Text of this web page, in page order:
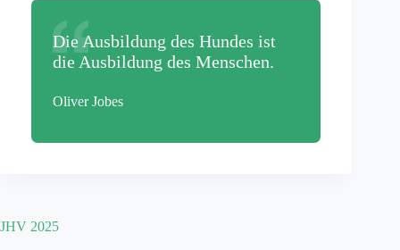
JHV 2025
Die Ausbildung des Hundes ist
die Ausbildung des Menschen.
Oliver Jobes